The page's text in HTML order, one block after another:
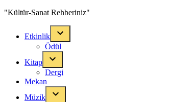
"Kültür-Sanat Rehberiniz"
Etkinlik
Ödül
Kitap
Dergi
Mekan
Müzik